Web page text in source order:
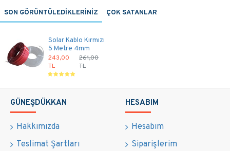
SON GÖRÜNTÜLEDİKLERİNİZ ÇOK SATANLAR
Solar Kablo Kırmızı
5 Metre 4mm
243,00
TL
261,00
TL
GÜNEŞDÜKKAN
Hakkımızda
Teslimat Şartları
HESABIM
Hesabım
Siparişlerim